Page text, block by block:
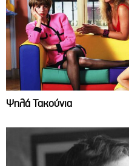
Ψηλά Τακούνια